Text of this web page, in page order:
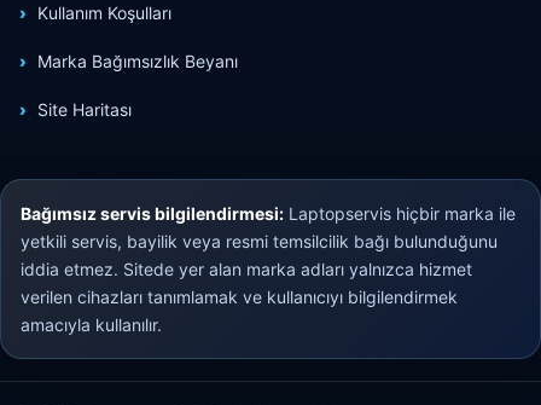
Kullanım Koşulları
Marka Bağımsızlık Beyanı
Site Haritası
Bağımsız servis bilgilendirmesi: Laptopservis hiçbir marka ile
yetkili servis, bayilik veya resmi temsilcilik bağı bulunduğunu
iddia etmez. Sitede yer alan marka adları yalnızca hizmet
verilen cihazları tanımlamak ve kullanıcıyı bilgilendirmek
amacıyla kullanılır.